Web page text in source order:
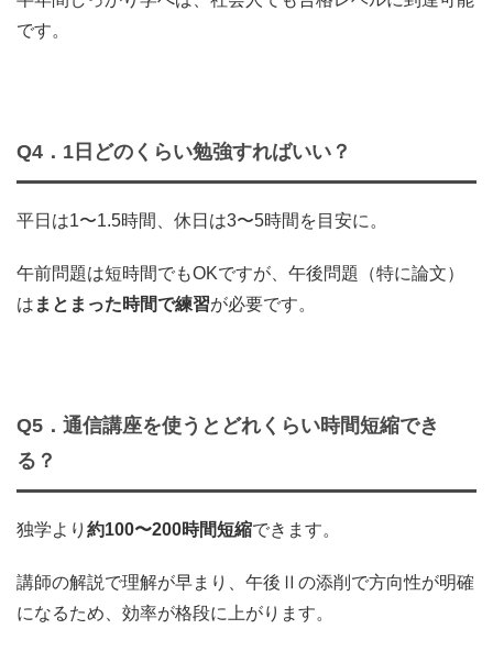
です。
Q4．1日どのくらい勉強すればいい？
平日は1〜1.5時間、休日は3〜5時間を目安に。
午前問題は短時間でもOKですが、午後問題（特に論文）
は まとまった時間で練習が必要です。
Q5．通信講座を使うとどれくらい時間短縮でき
る？
独学より 約100〜200時間短縮できます。
講師の解説で理解が早まり、午後Ⅱの添削で方向性が明確
になるため、効率が格段に上がります。